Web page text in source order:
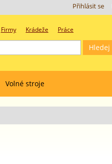
Přihlásit se
Firmy Krádeže Práce
Volné stroje